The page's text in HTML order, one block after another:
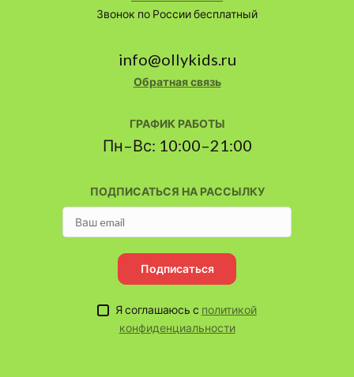
ПОДПИСАТЬСЯ НА РАССЫЛКУ
Подписаться
Я соглашаюсь с политикой
конфиденциальности
Звонок по России бесплатный
info@ollykids.ru
Обратная связь
ГРАФИК РАБОТЫ
Пн–Вс: 10:00–21:00